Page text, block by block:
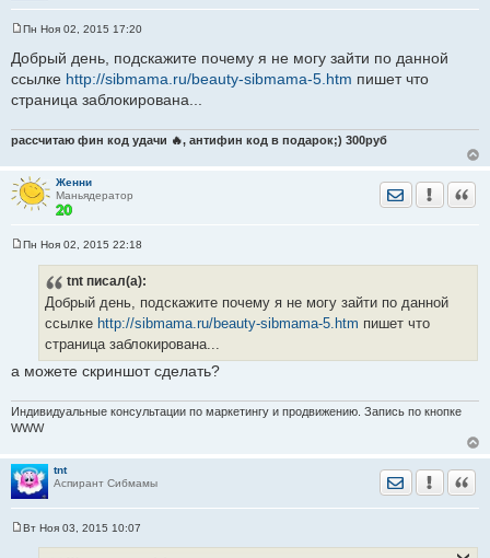
о
б
е
и
е
Пн Ноя 02, 2015 17:20
Добрый день, подскажите почему я не могу зайти по данной
ссылке http://sibmama.ru/beauty-sibmama-5.htm пишет что
страница заблокирована...
рассчитаю фин код удачи 🔥, антифин код в подарок;) 300руб
Женни
Маньядератор
Отправить
Пн Ноя 02, 2015 22:18
tnt писал(а):
Добрый день, подскажите почему я не могу зайти по данной
ссылке http://sibmama.ru/beauty-sibmama-5.htm пишет что
страница заблокирована...
а можете скриншот сделать?
Индивидуальные консультации по маркетингу и продвижению. Запись по кнопке
WWW
tnt
Аспирант Сибмамы
Отправить
Вт Ноя 03, 2015 10:07